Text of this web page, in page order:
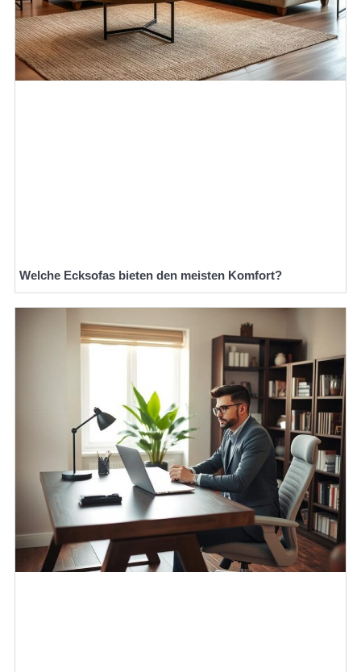
Welche Ecksofas bieten den meisten Komfort?